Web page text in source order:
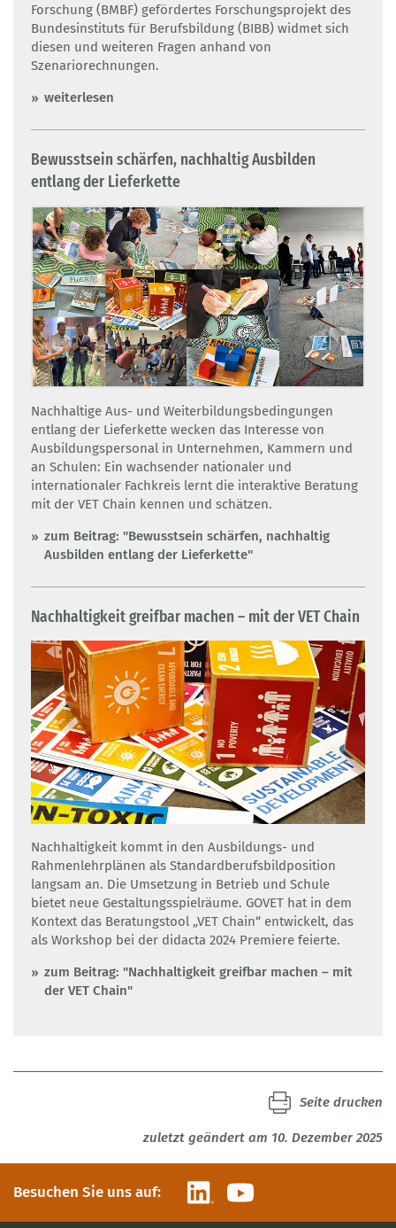
Forschung (BMBF) gefördertes Forschungsprojekt des
Bundesinstituts für Berufsbildung (BIBB) widmet sich
diesen und weiteren Fragen anhand von
Szenariorechnungen.
weiterlesen
Bewusstsein schärfen, nachhaltig Ausbilden
entlang der Lieferkette
Nachhaltige Aus- und Weiterbildungsbedingungen
entlang der Lieferkette wecken das Interesse von
Ausbildungspersonal in Unternehmen, Kammern und
an Schulen: Ein wachsender nationaler und
internationaler Fachkreis lernt die interaktive Beratung
mit der VET Chain kennen und schätzen.
zum Beitrag: "Bewusstsein schärfen, nachhaltig
Ausbilden entlang der Lieferkette"
Nachhaltigkeit greifbar machen – mit der VET Chain
Nachhaltigkeit kommt in den Ausbildungs- und
Rahmenlehrplänen als Standardberufsbildposition
langsam an. Die Umsetzung in Betrieb und Schule
bietet neue Gestaltungsspielräume. GOVET hat in dem
Kontext das Beratungstool „VET Chain“ entwickelt, das
als Workshop bei der didacta 2024 Premiere feierte.
zum Beitrag: "Nachhaltigkeit greifbar machen – mit
der VET Chain"
zuletzt geändert am 10. Dezember 2025
Seite drucken
Besuchen Sie uns auf: LinkedInYouTube